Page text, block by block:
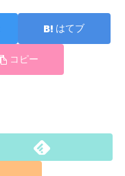
はてブ
コピー